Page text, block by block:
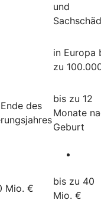
und
in Europa
zu
des
bis zu 12
Monate
Geburt
Mio. €
bis zu 40
Mio. €